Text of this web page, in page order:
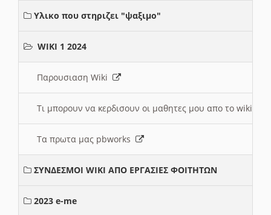
Υλικο που στηριζει "ψαξιμο"
WIKI 1 2024
Παρουσιαση Wiki
Τι μπορουν να κερδισουν οι μαθητες μου απο το wiki
Τα πρωτα μας pbworks
ΣΥΝΔΕΣΜΟΙ WIKI ΑΠΟ ΕΡΓΑΣΙΕΣ ΦΟΙΤΗΤΩΝ
2023 e-me